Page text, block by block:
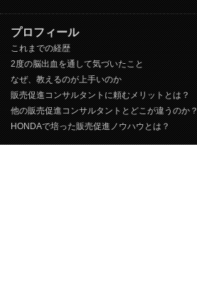
プロフィール
これまでの経歴
2度の脳出血を通して気づいたこと
なぜ、教えるのが上手いのか
販売促進コンサルタントに頼むメリットとは？
他の販売促進コンサルタントとどこが違うのか？
HONDAで培った販売促進ノウハウとは？